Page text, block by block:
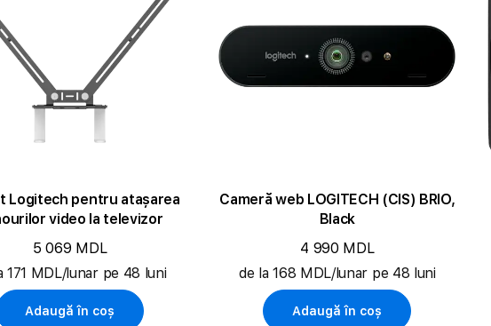
Logitech pentru atașarea
video la televizor
5 069 MDL
171 MDL/lunar pe 48 luni
Adaugă în coș
Cameră web LOGITECH (CIS) BRIO,
Black
4 990 MDL
de la 168 MDL/lunar pe 48 luni
Adaugă în coș